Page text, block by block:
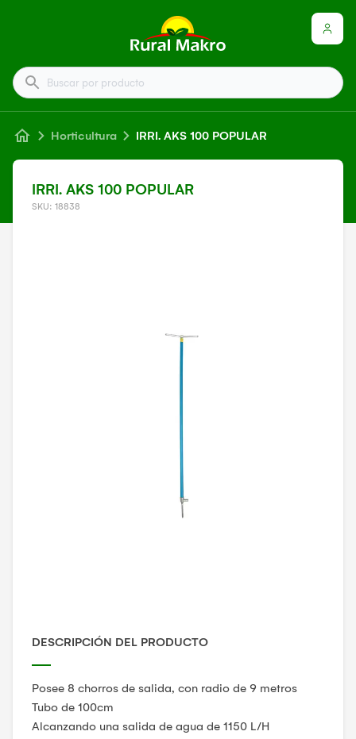
Buscar por producto
Horticultura IRRI. AKS 100 POPULAR
IRRI. AKS 100 POPULAR
SKU: 18838
DESCRIPCIÓN DEL PRODUCTO
Posee 8 chorros de salida, con radio de 9 metros
Tubo de 100cm
Alcanzando una salida de agua de 1150 L/H